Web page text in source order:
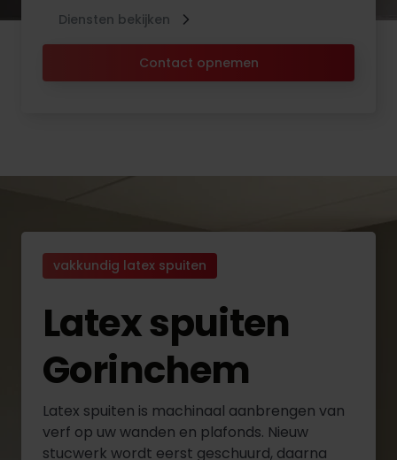
Contact opnemen
Diensten bekijken
vakkundig latex spuiten
Latex spuiten
Gorinchem
Latex spuiten is machinaal aanbrengen van
verf op uw wanden en plafonds. Nieuw
stucwerk wordt eerst geschuurd, daarna